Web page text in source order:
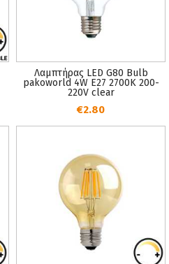
Λαμπτήρας LED G80 Bulb
pakoworld 4W E27 2700K 200-
220V clear
€2.80